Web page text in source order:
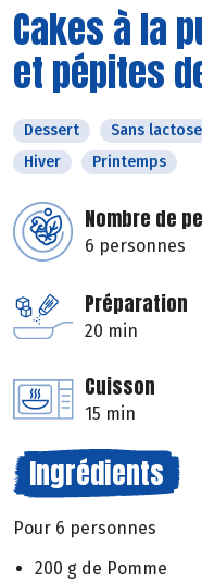
Cakes à la
et pépites
Dessert Sans lactose
Hiver
Printemps
Nombre de
6 personnes
Préparation
20 min
Cuisson
15 min
Ingrédients
Pour 6 personnes
200 g de Pomme